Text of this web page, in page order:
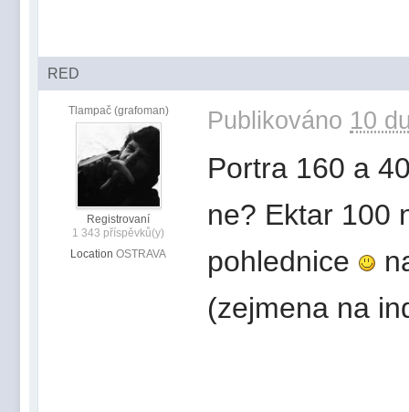
RED
Tlampač (grafoman)
Registrovaní
1 343 příspěvků(y)
Location OSTRAVA
Publikováno 10
Portra 160 a
ne? Ektar 100
pohlednice
(zejmena na